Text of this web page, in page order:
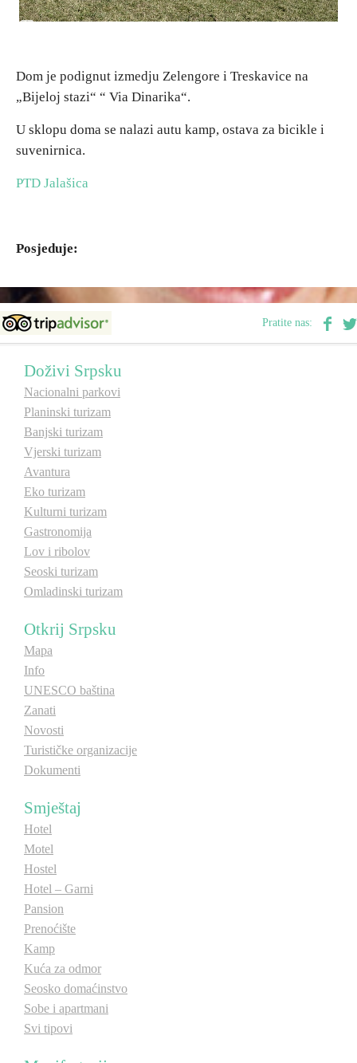
Spisak destinacija
Mapa destinacija
Video
E-Brochure
Otkrij Srpsku
Dom je podignut izmedju Zelengore i Treskavice na
„Bijeloj stazi“ “ Via Dinarika“.
U sklopu doma se nalazi autu kamp, ostava za bicikle i
suvenirnica.
PTD Jalašica
Posjeduje:
Pratite nas:
Doživi Srpsku
Nacionalni parkovi
Planinski turizam
Banjski turizam
Vjerski turizam
Avantura
Eko turizam
Kulturni turizam
Gastronomija
Lov i ribolov
Seoski turizam
Omladinski turizam
Otkrij Srpsku
Mapa
Info
UNESCO baština
Zanati
Novosti
Turističke organizacije
Dokumenti
Smještaj
Hotel
Motel
Hostel
Hotel – Garni
Pansion
Prenoćište
Kamp
Kuća za odmor
Seosko domaćinstvo
Sobe i apartmani
Svi tipovi